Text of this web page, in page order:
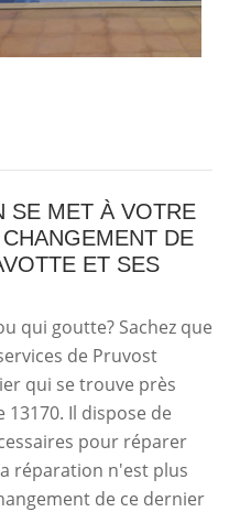
SE MET À VOTRE
DE
ET SES
qui goutte? Sachez que
de Pruvost
qui se trouve près
13170. Il dispose de
pour réparer
réparation n'est plus
de ce dernier